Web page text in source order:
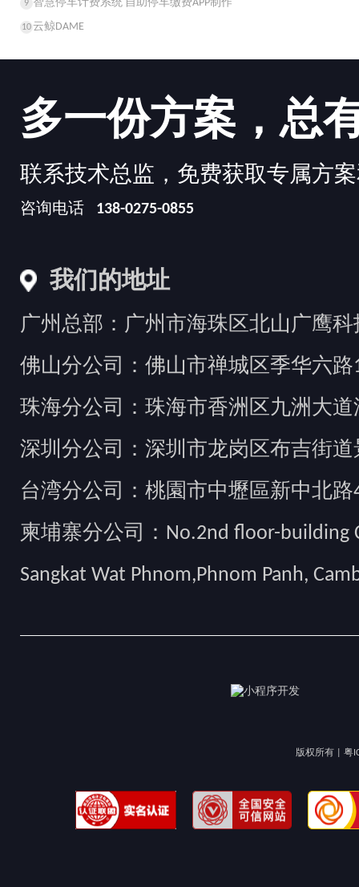
9 智慧停车计费系统 自助停车缴费APP制作
10 云鲸DAME
多一份方案，总
联系技术总监，免费获取专属方
咨询电话 138-0275-0855
我们的地址
广州总部：广州市海珠区北山广鹰科
佛山分公司：佛山市禅城区季华六路
珠海分公司：珠海市香洲区九洲大道
深圳分公司：深圳市龙岗区布吉街
台湾分公司：桃園市中壢區新中北路
柬埔寨分公司：No.2nd floor-building
Sangkat Wat Phnom,Phnom Panh,
版权所有 | 粤